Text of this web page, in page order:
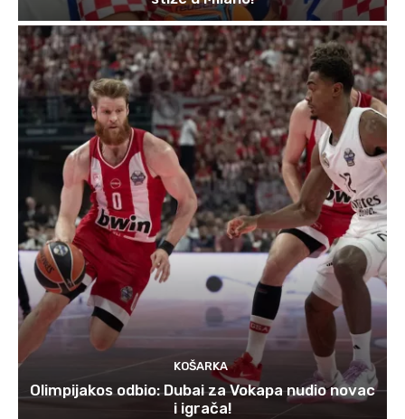
KOŠARKA
Olimpijakos odbio: Dubai za Vokapa nudio novac
i igrača!